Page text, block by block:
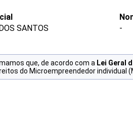
SANTOS
-
que, de acordo com a Lei Geral
do Microempreendedor individual